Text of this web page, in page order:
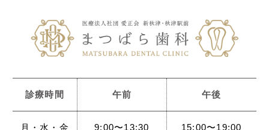
診療時間 午前 午後
月・水・金 9:00〜13:30 15:00〜19:00